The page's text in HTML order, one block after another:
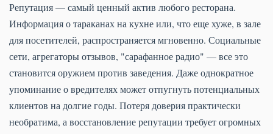
Репутация — самый ценный актив любого ресторана.
Информация о тараканах на кухне или, что еще хуже, в зале
для посетителей, распространяется мгновенно. Социальные
сети, агрегаторы отзывов, "сарафанное радио" — все это
становится оружием против заведения. Даже однократное
упоминание о вредителях может отпугнуть потенциальных
клиентов на долгие годы. Потеря доверия практически
необратима, а восстановление репутации требует огромных